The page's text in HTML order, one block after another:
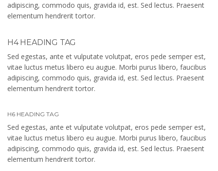
adipiscing, commodo quis, gravida id, est. Sed lectus. Praesent
elementum hendrerit tortor.
H4 HEADING TAG
Sed egestas, ante et vulputate volutpat, eros pede semper est,
vitae luctus metus libero eu augue. Morbi purus libero, faucibus
adipiscing, commodo quis, gravida id, est. Sed lectus. Praesent
elementum hendrerit tortor.
H6 HEADING TAG
Sed egestas, ante et vulputate volutpat, eros pede semper est,
vitae luctus metus libero eu augue. Morbi purus libero, faucibus
adipiscing, commodo quis, gravida id, est. Sed lectus. Praesent
elementum hendrerit tortor.